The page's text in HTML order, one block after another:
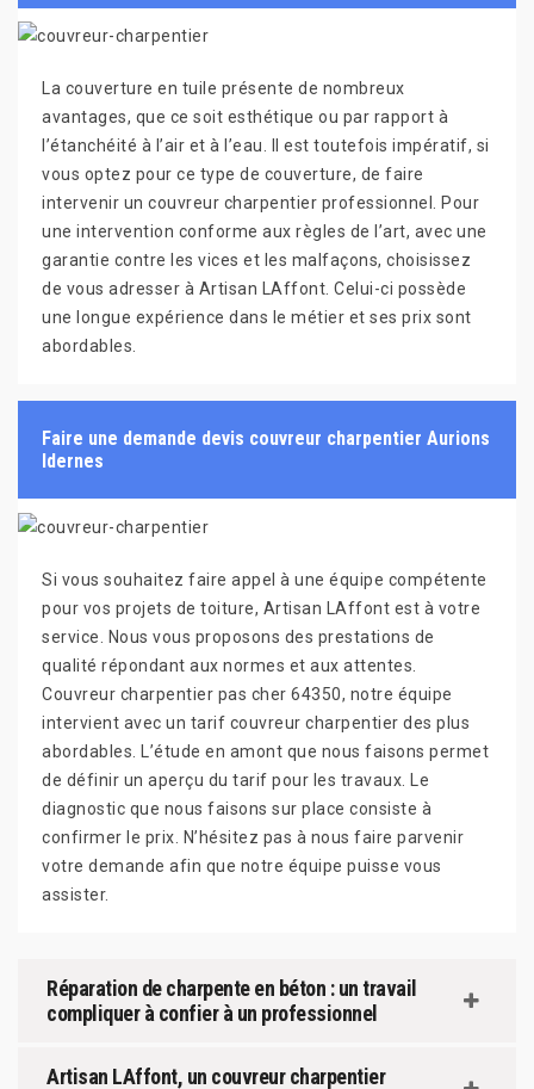
La couverture en tuile présente de nombreux
avantages, que ce soit esthétique ou par rapport à
l’étanchéité à l’air et à l’eau. Il est toutefois impératif, si
vous optez pour ce type de couverture, de faire
intervenir un couvreur charpentier professionnel. Pour
une intervention conforme aux règles de l’art, avec une
garantie contre les vices et les malfaçons, choisissez
de vous adresser à Artisan LAffont. Celui-ci possède
une longue expérience dans le métier et ses prix sont
abordables.
Faire une demande devis couvreur charpentier Aurions
Idernes
Si vous souhaitez faire appel à une équipe compétente
pour vos projets de toiture, Artisan LAffont est à votre
service. Nous vous proposons des prestations de
qualité répondant aux normes et aux attentes.
Couvreur charpentier pas cher 64350, notre équipe
intervient avec un tarif couvreur charpentier des plus
abordables. L’étude en amont que nous faisons permet
de définir un aperçu du tarif pour les travaux. Le
diagnostic que nous faisons sur place consiste à
confirmer le prix. N’hésitez pas à nous faire parvenir
votre demande afin que notre équipe puisse vous
assister.
Réparation de charpente en béton : un travail
compliquer à confier à un professionnel
Artisan LAffont, un couvreur charpentier